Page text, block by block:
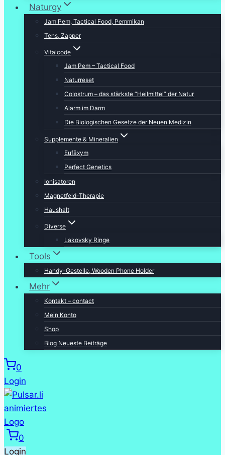
Naturgy
Jam Pem, Tactical Food, Pemmikan
Tens, Zapper
Vitalcode
Jam Pem – Tactical Food
Naturreset
Colostrum – das stärkste “Heilmittel” der Natur
Alarm im Darm
Die Biologischen Gesetze der Neuen Medizin
Supplemente & Mineralien
Eufäxym
Perfect Genetics
Ionisatoren
Magnetfeld-Therapie
Haushalt
Diverse
Lakovsky Ringe
Tools
Handy-Gestelle, Wooden Phone Holder
Mehr
Kontakt – contact
Mein Konto
Shop
Blog Neueste Beiträge
0
Login
0
Login